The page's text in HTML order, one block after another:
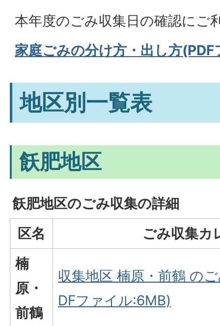
本年度のごみ収集日の確認にご
家庭ごみの分け方・出し方
地区別一覧表
飫肥地区
飫肥地区のごみ収集の詳細
区名
ごみ収集カ
楠
原・
前鶴
収集地区 楠原・前鶴 の
DFファイル:6MB)